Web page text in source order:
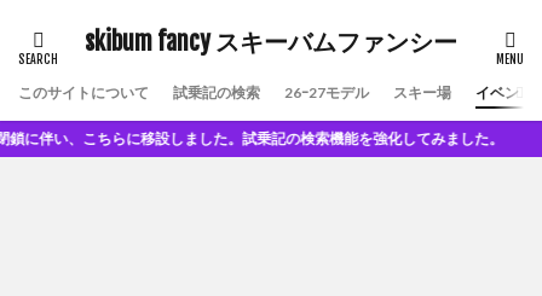
skibum fancy スキーバムファンシー
このサイトについて 試乗記の検索 26ｰ27モデル スキー場 イベント
い、こちらに移設しました。試乗記の検索機能を強化してみました。